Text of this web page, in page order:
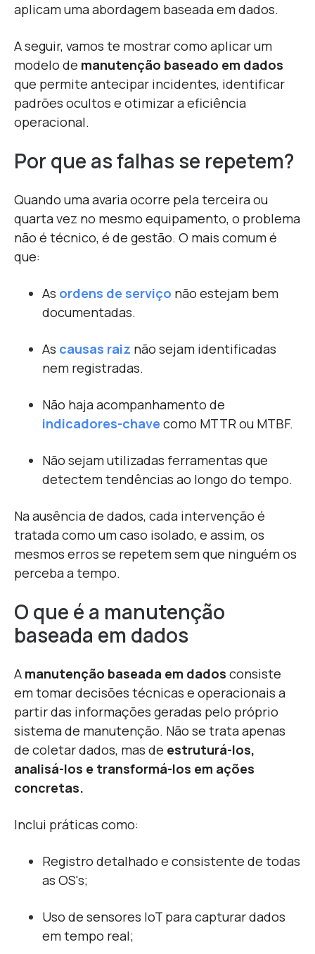
aplicam uma abordagem baseada em dados.
A seguir, vamos te mostrar como aplicar um
modelo de manutenção baseado em dados
que permite antecipar incidentes, identificar
padrões ocultos e otimizar a eficiência
operacional.
Por que as falhas se repetem?
Quando uma avaria ocorre pela terceira ou
quarta vez no mesmo equipamento, o problema
não é técnico, é de gestão. O mais comum é
que:
As ordens de serviço não estejam bem
documentadas.
As causas raiz não sejam identificadas
nem registradas.
Não haja acompanhamento de
indicadores-chave como MTTR ou MTBF.
Não sejam utilizadas ferramentas que
detectem tendências ao longo do tempo.
Na ausência de dados, cada intervenção é
tratada como um caso isolado, e assim, os
mesmos erros se repetem sem que ninguém os
perceba a tempo.
O que é a manutenção
baseada em dados
A manutenção baseada em dados consiste
em tomar decisões técnicas e operacionais a
partir das informações geradas pelo próprio
sistema de manutenção. Não se trata apenas
de coletar dados, mas de estruturá-los,
analisá-los e transformá-los em ações
concretas.
Inclui práticas como:
Registro detalhado e consistente de todas
as OS's;
Uso de sensores IoT para capturar dados
em tempo real;